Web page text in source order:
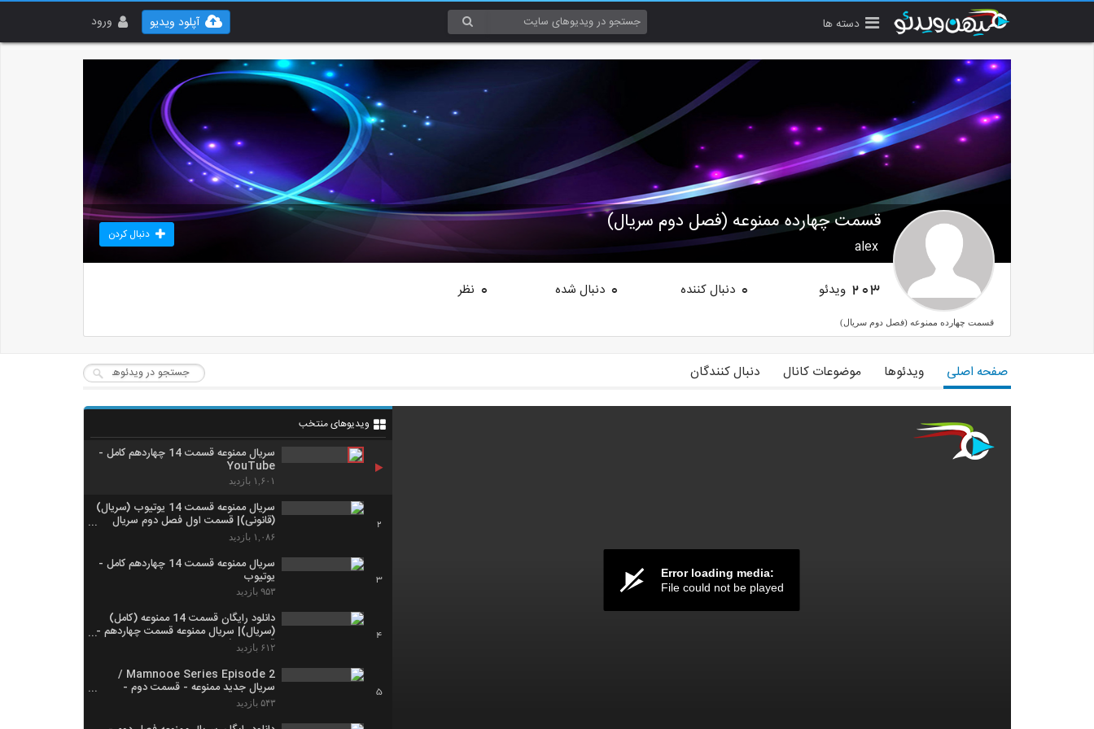
دسته ها ورود آپلود ویدیو
قسمت چهارده ممنوعه (فصل دوم سریال)
alex
دنبال کردن
203 ویدئو 0 دنبال کننده 0 دنبال شده 0 نظر
قسمت چهارده ممنوعه (فصل دوم سریال)
صفحه اصلی ویدئوها موضوعات کانال دنبال کنندگان
Error loading media:
File could not be played
ویدیوهای منتخب
سریال ممنوعه قسمت 14 چهاردهم کامل -
YouTube
۱,۶۰۱ بازدید
2
سریال ممنوعه قسمت 14 یوتیوب (سریال)
(قانونی)| قسمت اول فصل دوم سریال
ممنوعه
۱,۰۸۶ بازدید
3
سریال ممنوعه قسمت 14 چهاردهم کامل -
یوتیوب
۹۵۳ بازدید
4
دانلود رايگان قسمت 14 ممنوعه (کامل)
(سریال)| سریال ممنوعه قسمت چهاردهم -
قسمت 1 فصل دو
۶۱۲ بازدید
5
Mamnooe Series Episode 2 /
سریال جدید ممنوعه - قسمت دوم -
YouTube
۵۴۳ بازدید